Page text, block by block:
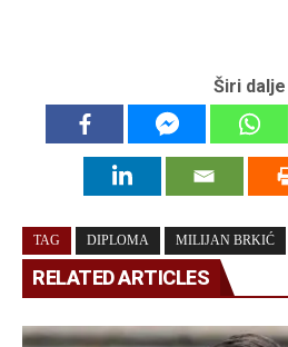
Širi dalje
TAG DIPLOMA MILIJAN BRKIĆ
RELATED ARTICLES